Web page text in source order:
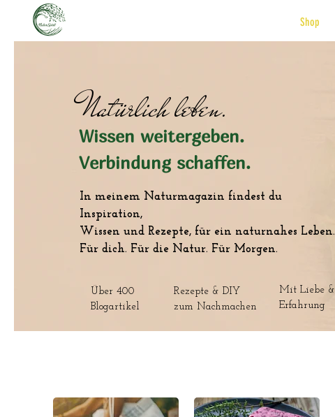
Shop
Natürlich leben.
Wissen weitergeben.
Verbindung schaffen.
In meinem Naturmagazin findest du
Inspiration,
Wissen und Rezepte, für ein naturnahes Leben.
Für dich. Für die Natur. Für Morgen.
Über 400
Blogartikel
Rezepte & DIY
zum Nachmachen
Mit Liebe &
Erfahrung